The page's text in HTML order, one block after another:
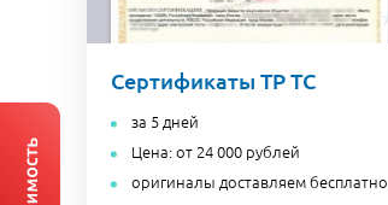
Сертификаты ТР ТС
за 5 дней
Цена: от 24 000 рублей
оригиналы доставляем бесплатно